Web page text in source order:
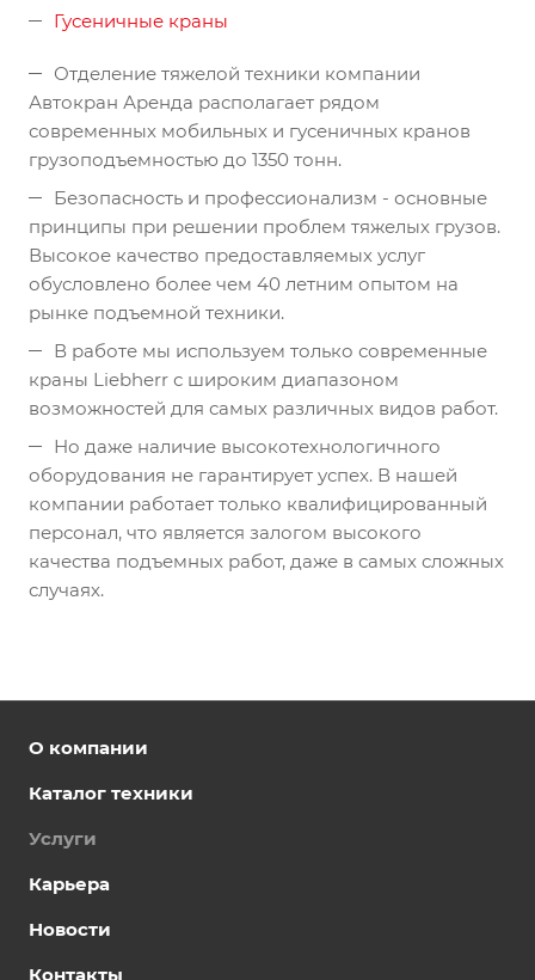
Гусеничные краны
Отделение тяжелой техники компании
Автокран Аренда располагает рядом
современных мобильных и гусеничных кранов
грузоподъемностью до 1350 тонн.
Безопасность и профессионализм - основные
принципы при решении проблем тяжелых грузов.
Высокое качество предоставляемых услуг
обусловлено более чем 40 летним опытом на
рынке подъемной техники.
В работе мы используем только современные
краны Liebherr с широким диапазоном
возможностей для самых различных видов работ.
Но даже наличие высокотехнологичного
оборудования не гарантирует успех. В нашей
компании работает только квалифицированный
персонал, что является залогом высокого
качества подъемных работ, даже в самых сложных
случаях.
О компании
Каталог техники
Услуги
Карьера
Новости
Контакты